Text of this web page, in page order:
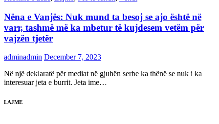
Nëna e Vanjës: Nuk mund ta besoj se ajo është në
varr, tashmë më ka mbetur të kujdesem vetëm për
vajzën tjetër
adminadmin December 7, 2023
Në një deklaratë për mediat në gjuhën serbe ka thënë se nuk i ka
interesuar jeta e burrit. Jeta ime…
LAJME